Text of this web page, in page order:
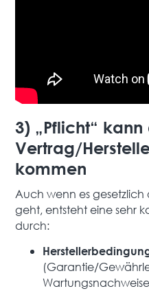
3) „Pflicht“
Vertrag/
kommen
Auch wenn es
geht, entsteht eine sehr
durch:
(Garantie/